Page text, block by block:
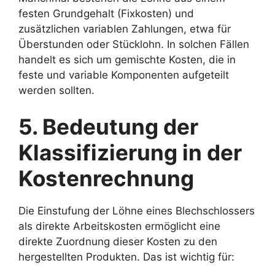
festen Grundgehalt (Fixkosten) und
zusätzlichen variablen Zahlungen, etwa für
Überstunden oder Stücklohn. In solchen Fällen
handelt es sich um gemischte Kosten, die in
feste und variable Komponenten aufgeteilt
werden sollten.
5. Bedeutung der
Klassifizierung in der
Kostenrechnung
Die Einstufung der Löhne eines Blechschlossers
als direkte Arbeitskosten ermöglicht eine
direkte Zuordnung dieser Kosten zu den
hergestellten Produkten. Das ist wichtig für: